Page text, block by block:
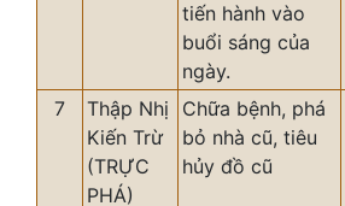
tiến hành vào
buổi sáng của
ngày.
7
Thập Nhị
Kiến Trừ
(TRỰC
PHÁ)
Chữa bệnh, phá
bỏ nhà cũ, tiêu
hủy đồ cũ